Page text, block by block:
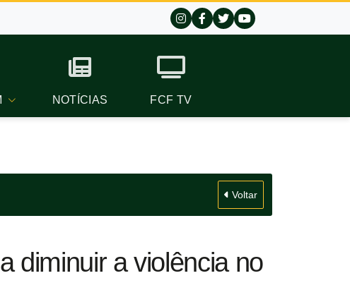
NOTÍCIAS FCF TV
Voltar
diminuir a violência no